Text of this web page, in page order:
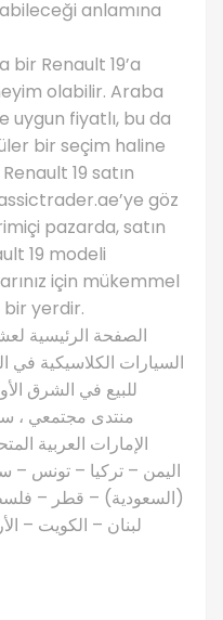
anlamına
bir Renault 19’a
olabilir. Araba
uygun fiyatlı, bu da
bir seçim haline
19 satın
göz
pazarda, satın
19 modeli
için mükemmel
yerdir.
السيارات الكلاسيكية
للبيع في الشرق
منتدى مجتمعي ،
الإمارات العربية
اليمن – تركيا – تونس –
(السعودية) – قطر –
لبنان – الكويت –